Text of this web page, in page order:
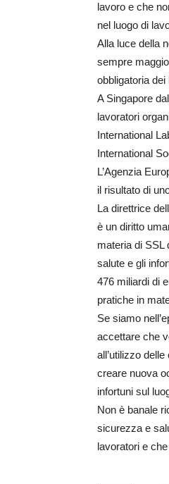
lavoro e che
nel luogo di
Alla luce della
sempre
obbligatoria
A Singapore
lavoratori
International
International
L’Agenzia
il risultato di
La direttrice
è un diritto
materia di SSL
salute e gli
476 miliardi di
pratiche in
Se siamo
accettare che
all’utilizzo
creare nuova
infortuni sul
Non è banale
sicurezza e
lavoratori e